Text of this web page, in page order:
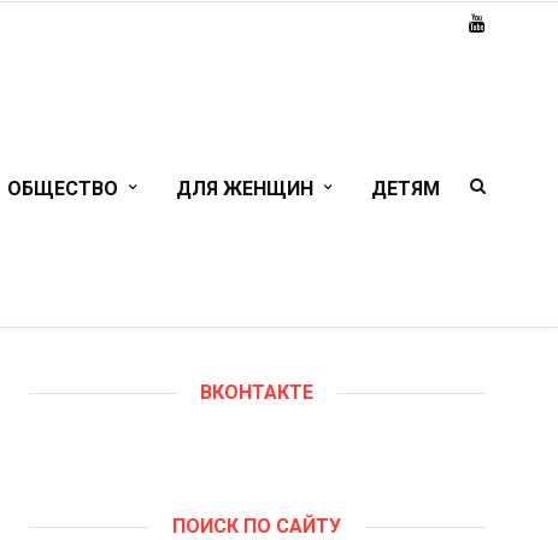
ОБЩЕСТВО ДЛЯ ЖЕНЩИН ДЕТЯМ
ВКОНТАКТЕ
ПОИСК ПО САЙТУ